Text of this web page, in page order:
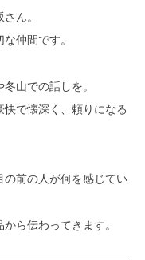
ん。
仲間です。
山での話しを。
で懐深く、頼りになる
前の人が何を感じてい
ら伝わってきます。